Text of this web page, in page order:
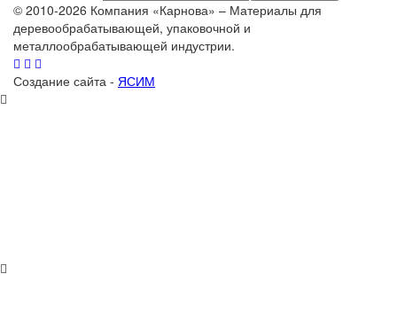
© 2010-2026 Компания «Карнова» – Материалы для
деревообрабатывающей, упаковочной и
металлообрабатывающей индустрии.
Создание сайта - ЯСИМ